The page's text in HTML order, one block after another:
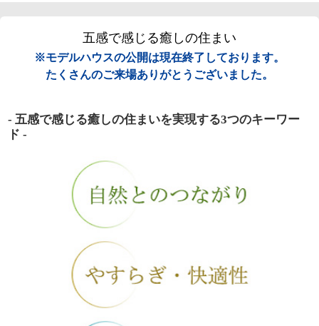
五感で感じる癒しの住まい
※モデルハウスの公開は現在終了しております。
たくさんのご来場ありがとうございました。
- 五感で感じる癒しの住まいを実現する3つのキーワー
ド -